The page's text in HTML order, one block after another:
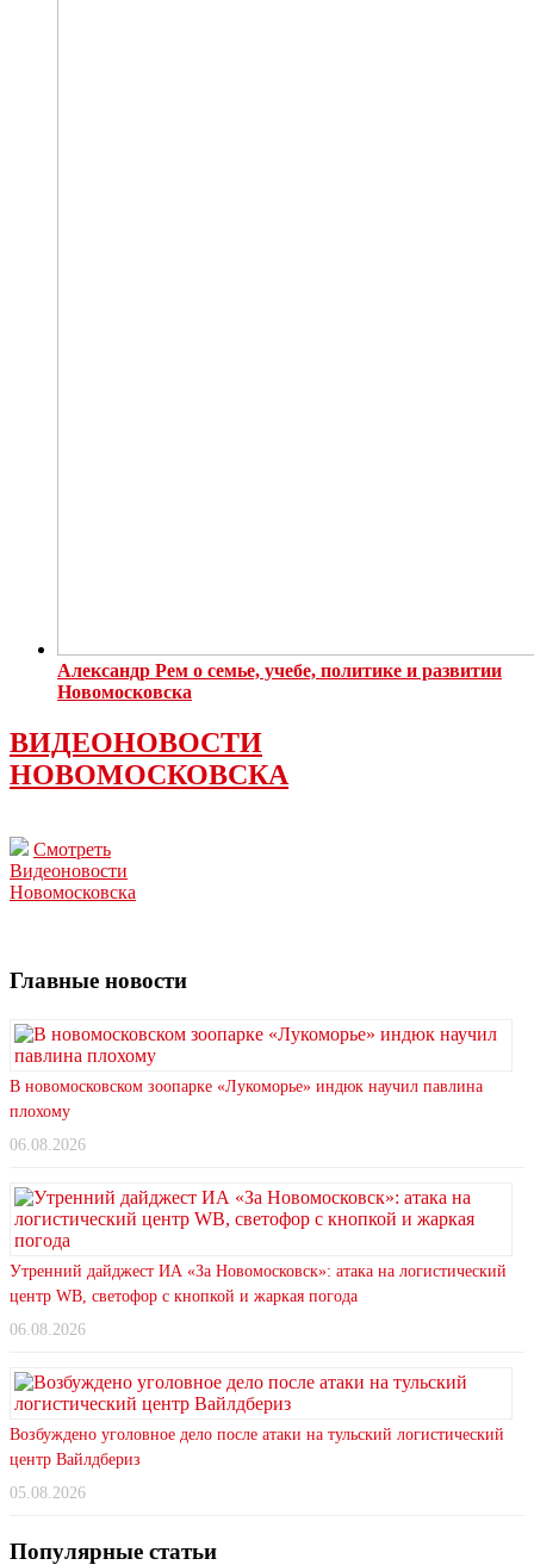
Александр Рем о семье, учебе, политике и развитии
Новомосковска
ВИДЕОНОВОСТИ
НОВОМОСКОВСКА
Смотреть
Видеоновости
Новомосковска
Главные новости
В новомосковском зоопарке «Лукоморье» индюк научил павлина
плохому
06.08.2026
Утренний дайджест ИА «За Новомосковск»: атака на логистический
центр WB, светофор с кнопкой и жаркая погода
06.08.2026
Возбуждено уголовное дело после атаки на тульский логистический
центр Вайлдбериз
05.08.2026
Популярные статьи